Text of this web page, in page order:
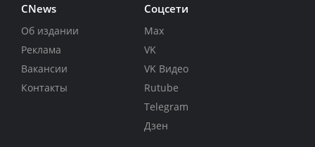
CNews
Об издании
Реклама
Вакансии
Контакты
Соцсети
Max
VK
VK Видео
Rutube
Telegram
Дзен